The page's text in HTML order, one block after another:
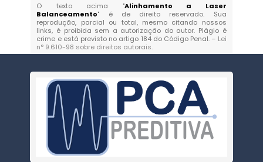
O texto acima "Alinhamento a Laser
Balanceamento" é de direito reservado. Sua
reprodução, parcial ou total, mesmo citando nossos
links, é proibida sem a autorização do autor. Plágio é
crime e está previsto no artigo 184 do Código Penal. – Lei
n° 9.610-98 sobre direitos autorais.